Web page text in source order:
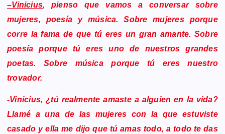
–Vinicius, pienso que vamos a conversar sobre
mujeres, poesía y música. Sobre mujeres porque
corre la fama de que tú eres un gran amante. Sobre
poesía porque tú eres uno de nuestros grandes
poetas. Sobre música porque tú eres nuestro
trovador.
-Vinicius, ¿tú realmente amaste a alguien en la vida?
Llamé a una de las mujeres con la que estuviste
casado y ella me dijo que tú amas todo, a todo te das